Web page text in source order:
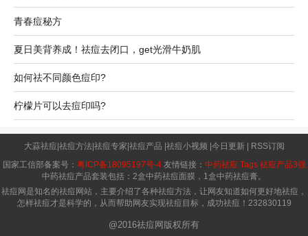
青春痘秘方
夏日美背养成！祛痘去闭口，get光滑牛奶肌
如何祛不同颜色痘印?
柠檬片可以去痘印吗?
大蒜祛痘 祛痘方法 祛痘专家 祛痘产品 祛痘小视频 今日更新|
RSS订阅
国家工信部备案号： 粤ICP备18095197号-4友情链接： 中药祛痘 Tags 祛痘产品3强
中药祛痘产品套装包括：2盒中药祛痘面膜，1盒中药祛痘膏。
祛痘网是知名的祛痘网站，主要介绍了各种祛痘方法，让网友知道如何更好地祛痘，
怎样祛痘才是科学的，从而帮助网友实现祛痘目标，成功祛痘！ 232830119
@2016祛痘网版权所有